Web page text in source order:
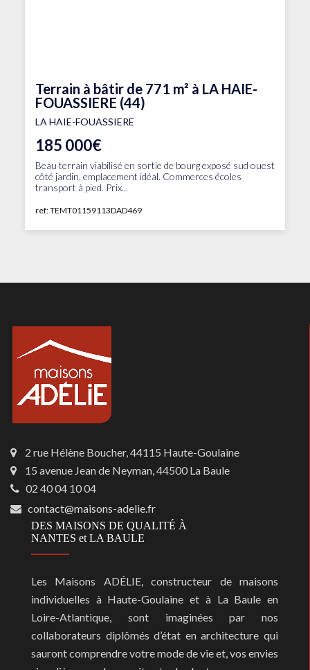
Terrain à bâtir de 771 m² à LA HAIE-
FOUASSIERE (44)
LA HAIE-FOUASSIERE
185 000€
Beau terrain viabilisé en sortie de bourg exposé sud ouest
côté jardin, emplacement idéal. Commerces écoles
transport à pied. Prix...
ref: TEMT01159113DAD469
2 rue Hélène Boucher, 44115 Haute-Goulaine
15 avenue Jean de Neyman, 44500 La Baule
02 40 04 10 04
contact@maisons-adelie.fr
DES MAISONS DE QUALITÉ À
NANTES et LA BAULE
Les Maisons ADÉLIE, constructeur de maisons
individuelles à Haute-Goulaine et à La Baule en
Loire-Atlantique, sont imaginées par nos
collaborateurs diplômés d’état en architecture qui
sauront comprendre votre mode de vie et, vos envies